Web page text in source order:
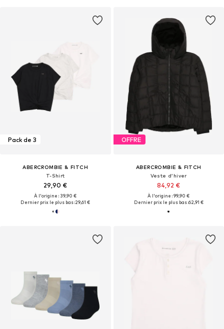
Pack de 3
ABERCROMBIE & FITCH
T-Shirt
29,90 €
À l'origine : 39,90 €
Dernier prix le plus bas :29,61 €
OFFRE
ABERCROMBIE & FITCH
Veste d’hiver
84,92 €
À l'origine : 99,90 €
Dernier prix le plus bas :62,91 €